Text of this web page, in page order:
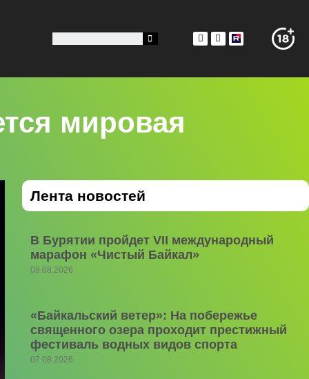
мировая
Лента новостей
В Бурятии пройдет VII международный
марафон «Чистый Байкал»
08.08.2026
«Байкальский ветер»: На побережье
священного озера проходит престижный
фестиваль водных видов спорта
07.08.2026